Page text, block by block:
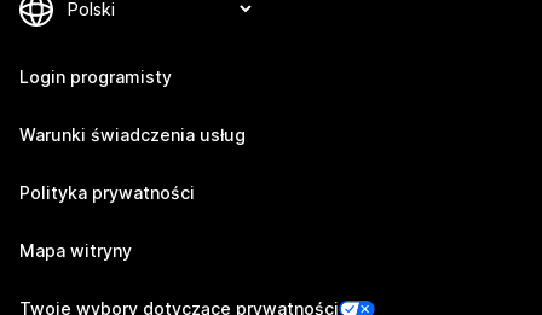
Login programisty
Warunki świadczenia usług
Polityka prywatności
Mapa witryny
Twoje wybory dotyczące prywatności